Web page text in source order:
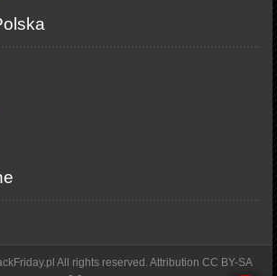
All rights reserved. Attribution CC BY-SA